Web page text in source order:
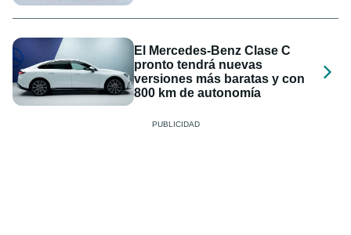
El Mercedes-Benz Clase C
pronto tendrá nuevas
versiones más baratas y con
800 km de autonomía